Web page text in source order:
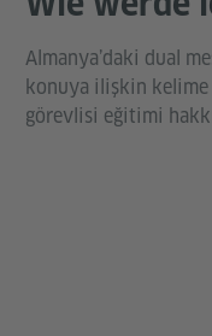
Almanya’daki dual
konuya ilişkin
görevlisi eğitimi